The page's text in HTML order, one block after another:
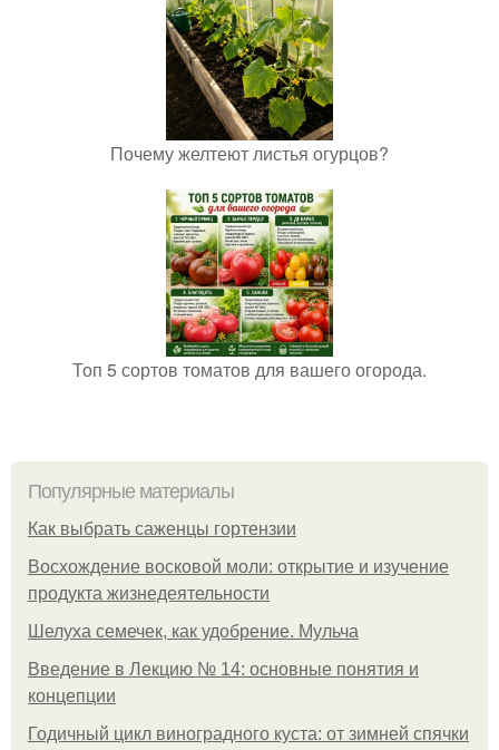
Почему желтеют листья огурцов?
Топ 5 сортов томатов для вашего огорода.
Популярные материалы
Как выбрать саженцы гортензии
Восхождение восковой моли: открытие и изучение
продукта жизнедеятельности
Шелуха семечек, как удобрение. Мульча
Введение в Лекцию № 14: основные понятия и
концепции
Годичный цикл виноградного куста: от зимней спячки